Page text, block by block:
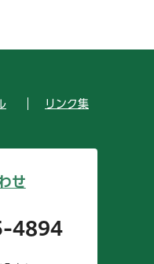
リンク集
せ
4894